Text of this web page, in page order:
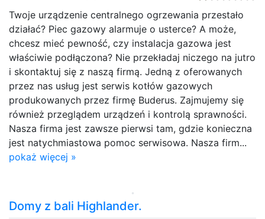
Twoje urządzenie centralnego ogrzewania przestało
działać? Piec gazowy alarmuje o usterce? A może,
chcesz mieć pewność, czy instalacja gazowa jest
właściwie podłączona? Nie przekładaj niczego na jutro
i skontaktuj się z naszą firmą. Jedną z oferowanych
przez nas usług jest serwis kotłów gazowych
produkowanych przez firmę Buderus. Zajmujemy się
również przeglądem urządzeń i kontrolą sprawności.
Nasza firma jest zawsze pierwsi tam, gdzie konieczna
jest natychmiastowa pomoc serwisowa. Nasza firm...
pokaż więcej »
Domy z bali Highlander.